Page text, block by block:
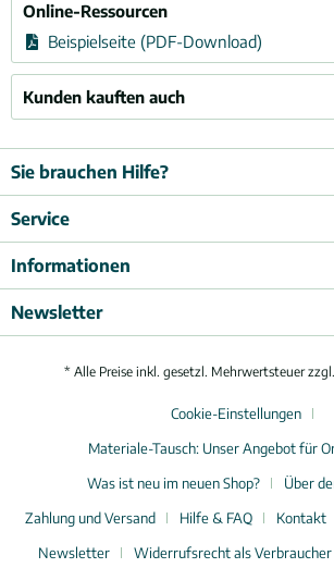
Online-Ressourcen
Beispielseite (PDF-Download)
Kunden kauften auch
Sie brauchen Hilfe?
Service
Informationen
Newsletter
* Alle Preise inkl. gesetzl. Mehrwertsteuer zzgl.
Cookie-Einstellungen
Materiale-Tausch: Unser Angebot für
Was ist neu im neuen Shop?
Über
Zahlung und Versand
Hilfe & FAQ Kontakt
Newsletter
Widerrufsrecht als Verbraucher